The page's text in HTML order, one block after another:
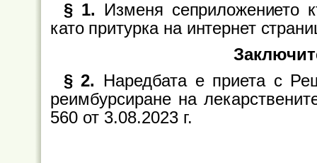
§ 1.
Изменя сеприложението
като притурка на интернет
§ 2.
Наредбата е приета с
реимбурсиране на
560 от 3.08.2023 г.